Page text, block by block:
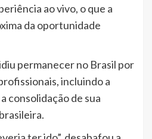
ao vivo, o que a
da oportunidade
permanecer no Brasil por
incluindo a
consolidação de sua